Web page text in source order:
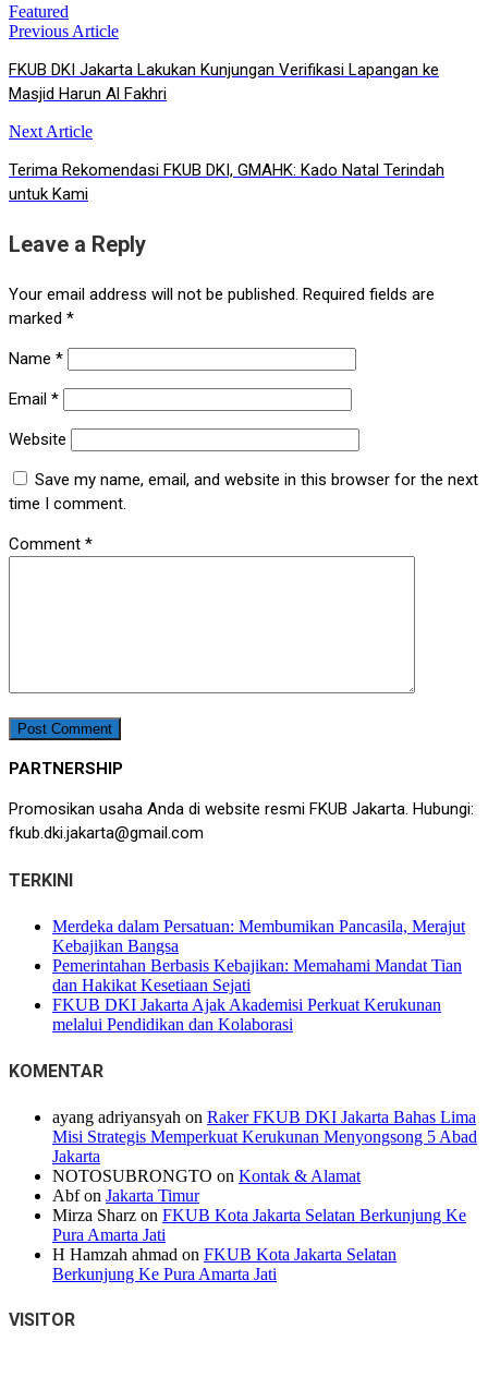
Featured
Post
navigation
Previous Article
FKUB DKI Jakarta Lakukan Kunjungan Verifikasi Lapangan ke
Masjid Harun Al Fakhri
Next Article
Terima Rekomendasi FKUB DKI, GMAHK: Kado Natal Terindah
untuk Kami
Leave a Reply
Your email address will not be published. Required fields are
marked *
Name *
Email *
Website
Save my name, email, and website in this browser for the next
time I comment.
Comment *
PARTNERSHIP
Promosikan usaha Anda di website resmi FKUB Jakarta. Hubungi:
fkub.dki.jakarta@gmail.com
TERKINI
Merdeka dalam Persatuan: Membumikan Pancasila, Merajut
Kebajikan Bangsa
Pemerintahan Berbasis Kebajikan: Memahami Mandat Tian
dan Hakikat Kesetiaan Sejati
FKUB DKI Jakarta Ajak Akademisi Perkuat Kerukunan
melalui Pendidikan dan Kolaborasi
KOMENTAR
ayang adriyansyah on Raker FKUB DKI Jakarta Bahas Lima
Misi Strategis Memperkuat Kerukunan Menyongsong 5 Abad
Jakarta
NOTOSUBRONGTO on Kontak & Alamat
Abfon Jakarta Timur
Mirza Sharz on FKUB Kota Jakarta Selatan Berkunjung Ke
Pura Amarta Jati
H Hamzah ahmad on FKUB Kota Jakarta Selatan
Berkunjung Ke Pura Amarta Jati
VISITOR